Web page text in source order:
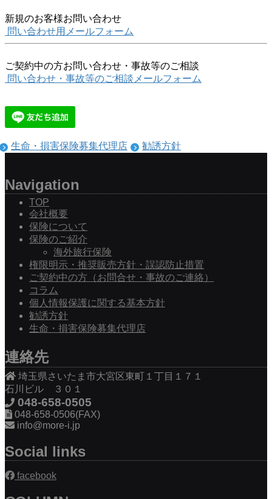
新規のお客様お問い合わせ
問い合わせ用メールフォーム
ご契約中の方お問い合わせ・事故等のご相談
問い合わせ・事故等のご相談メールフォーム
生命・損害保険募集代理店 勧誘方針
Navigation
TOP
会社概要
保険について
保険のご紹介
海外旅行保険
権限明示・推奨販売方針・誤認防止措置
ご契約中の方（お問合せ・事故のご連絡）
コラム
個人情報保護に関する基本方針
勧誘方針
生命・損害保険募集代理店
連絡先
埼玉県さいたま市大宮区東町１丁目１７１
石川ビル ３０１
048-658-0505
048-658-0506(FAX)
info@more-i.jp
Social links
facebook